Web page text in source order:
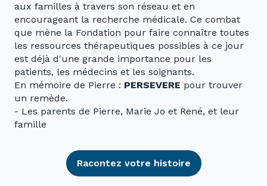
aux familles à travers son réseau et en
encourageant la recherche médicale. Ce combat
que mène la Fondation pour faire connaître toutes
les ressources thérapeutiques possibles à ce jour
est déjà d'une grande importance pour les
patients, les médecins et les soignants.
En mémoire de Pierre : PERSEVERE pour trouver
un remède.
- Les parents de Pierre, Marie Jo et René, et leur
famille
Racontez votre histoire